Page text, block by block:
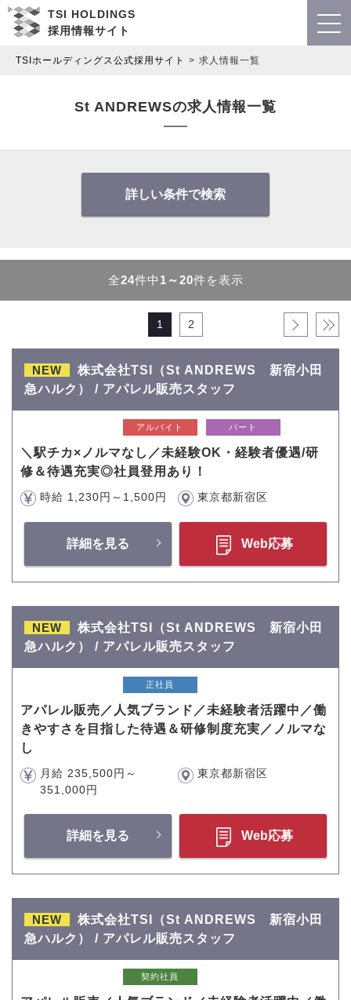
TSI HOLDINGS
採用情報サイト
TSIホールディングス公式採用サイト 求人情報一覧
St ANDREWSの求人情報一覧
詳しい条件で検索
全24件中 1～20件を表示
1 2 › »
NEW
株式会社TSI（St ANDREWS 新宿小田
急ハルク） / アパレル販売スタッフ
アルバイト パート
＼駅チカ×ノルマなし／未経験OK・経験者優遇/研
修＆待遇充実◎社員登用あり！
時給 1,230円～1,500円 東京都新宿区
詳細を見る Web応募
NEW
株式会社TSI（St ANDREWS 新宿小田
急ハルク） / アパレル販売スタッフ
正社員
アパレル販売／人気ブランド／未経験者活躍中／働
きやすさを目指した待遇＆研修制度充実／ノルマな
し
月給 235,500円～
351,000円
東京都新宿区
詳細を見る Web応募
NEW
株式会社TSI（St ANDREWS 新宿小田
急ハルク） / アパレル販売スタッフ
契約社員